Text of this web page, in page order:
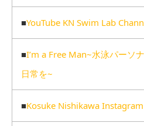
■YouTube KN Swim Lab
■I’m a Free Man~水泳パーソ
日常を~
■Kosuke Nishikawa Instagram